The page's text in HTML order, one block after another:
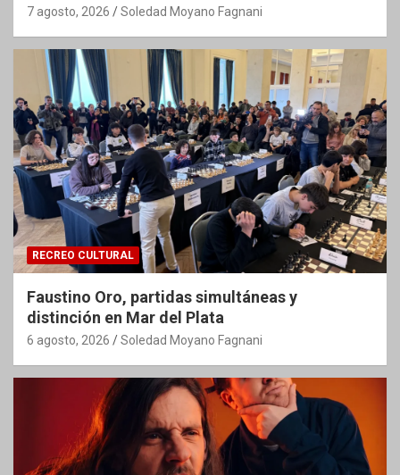
7 agosto, 2026 Soledad Moyano Fagnani
RECREO CULTURAL
Faustino Oro, partidas simultáneas y
distinción en Mar del Plata
6 agosto, 2026 Soledad Moyano Fagnani